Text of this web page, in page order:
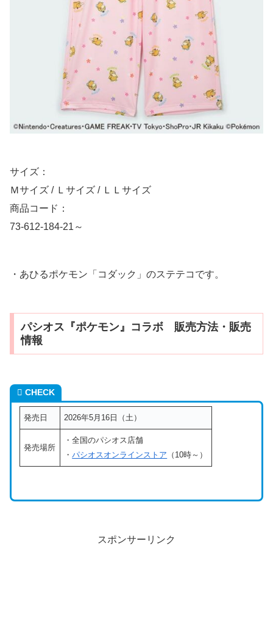
サイズ：
Ｍサイズ / Ｌサイズ / ＬＬサイズ
商品コード：
73-612-184-21～
・あひるポケモン「コダック」のステテコです。
パシオス『ポケモン』コラボ 販売方法・販売
情報
CHECK
発売日 2026年5月16日（土）
発売場所
・全国のパシオス店舗
・パシオスオンラインストア （10時～）
スポンサーリンク